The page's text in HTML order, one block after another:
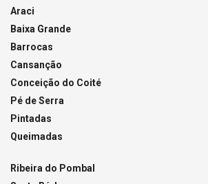
Araci
Baixa Grande
Barrocas
Cansanção
Conceição do Coité
Pé de Serra
Pintadas
Queimadas
Ribeira do Pombal